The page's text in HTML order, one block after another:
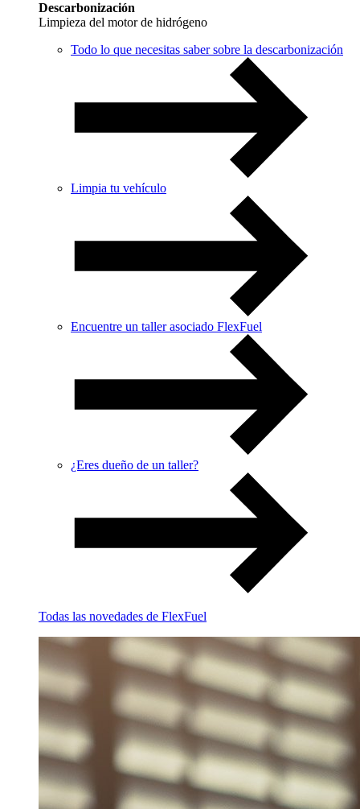
Descarbonización
Limpieza del motor de hidrógeno
Todo lo que necesitas saber sobre la descarbonización
Limpia tu vehículo
Encuentre un taller asociado FlexFuel
¿Eres dueño de un taller?
Todas las novedades de FlexFuel